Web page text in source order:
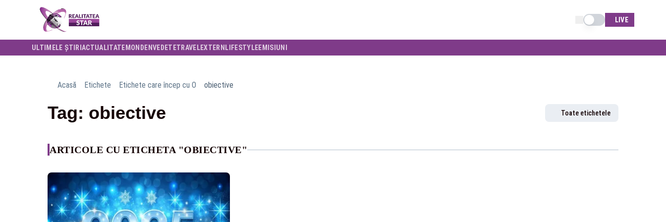
Schimba tema
LIVE
ULTIMELE ȘTIRI ACTUALITATE MONDENVEDETETRAVELEXTERN LIFESTYLEEMISIUNI
Acasă Etichete Etichete care încep cu O obiective
Tag: obiective Toate etichetele
ARTICOLE CU ETICHETA "OBIECTIVE"